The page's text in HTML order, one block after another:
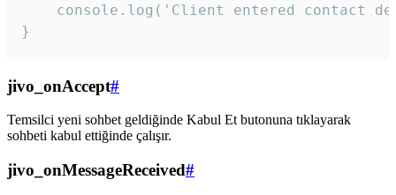
console.log('Client entered contact
}
jivo_onAccept#
Temsilci yeni sohbet geldiğinde Kabul Et butonuna tıklayarak
sohbeti kabul ettiğinde çalışır.
jivo_onMessageReceived#